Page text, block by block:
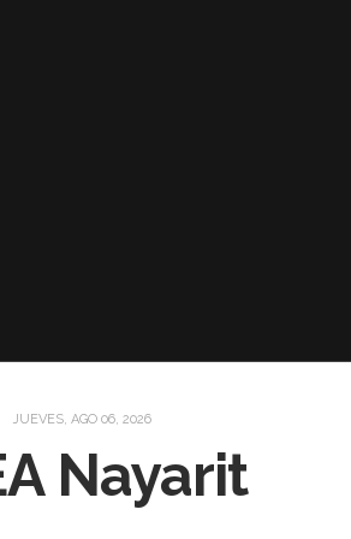
JUEVES, AGO 06, 2026